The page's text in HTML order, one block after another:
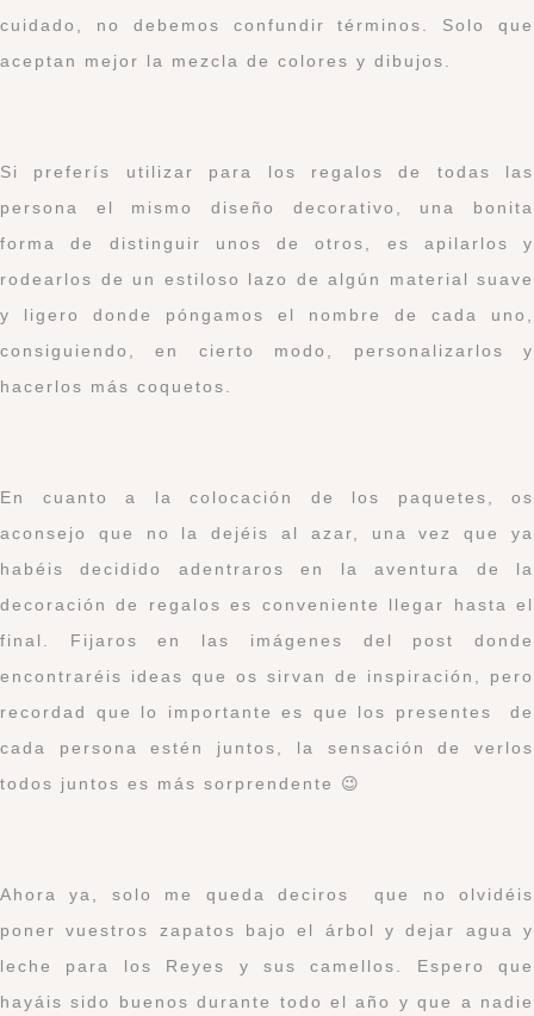
cuidado, no debemos confundir términos. Solo que
aceptan mejor la mezcla de colores y dibujos.
Si preferís utilizar para los regalos de todas las
persona el mismo diseño decorativo, una bonita
forma de distinguir unos de otros, es apilarlos y
rodearlos de un estiloso lazo de algún material suave
y ligero donde póngamos el nombre de cada uno,
consiguiendo, en cierto modo, personalizarlos y
hacerlos más coquetos.
En cuanto a la colocación de los paquetes, os
aconsejo que no la dejéis al azar, una vez que ya
habéis decidido adentraros en la aventura de la
decoración de regalos es conveniente llegar hasta el
final. Fijaros en las imágenes del post donde
encontraréis ideas que os sirvan de inspiración, pero
recordad que lo importante es que los presentes de
cada persona estén juntos, la sensación de verlos
todos juntos es más sorprendente 😉
Ahora ya, solo me queda deciros que no olvidéis
poner vuestros zapatos bajo el árbol y dejar agua y
leche para los Reyes y sus camellos. Espero que
hayáis sido buenos durante todo el año y que a nadie